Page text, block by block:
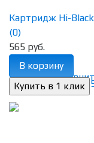
избранное
Картридж Hi-Black
(0)
565 руб.
В корзину